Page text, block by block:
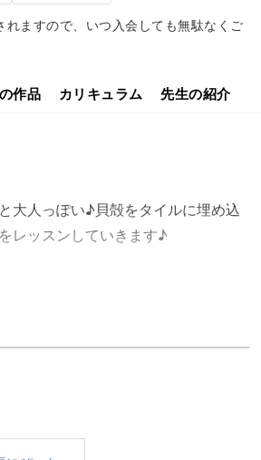
れますので、いつ入会しても無駄なくご
作品 カリキュラム 先生の紹介
大人っぽい♪貝殻をタイルに埋め込
レッスンしていきます♪
な貝殻モチーフは、夏ネイルには欠